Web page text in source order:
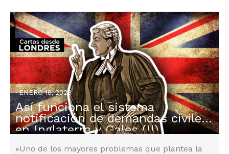
Así funciona el sistema
notificación de demandas civiles
en Inglaterra y Gales (II)
ENERO 16, 2023
Derecho Inglés
«Uno de los mayores problemas que plantea la